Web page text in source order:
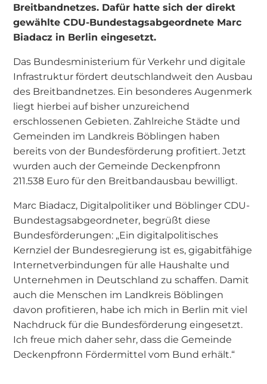
Breitbandnetzes. Dafür hatte sich der direkt
gewählte CDU-Bundestagsabgeordnete Marc
Biadacz in Berlin eingesetzt.
Das Bundesministerium für Verkehr und digitale
Infrastruktur fördert deutschlandweit den Ausbau
des Breitbandnetzes. Ein besonderes Augenmerk
liegt hierbei auf bisher unzureichend
erschlossenen Gebieten. Zahlreiche Städte und
Gemeinden im Landkreis Böblingen haben
bereits von der Bundesförderung profitiert. Jetzt
wurden auch der Gemeinde Deckenpfronn
211.538 Euro für den Breitbandausbau bewilligt.
Marc Biadacz, Digitalpolitiker und Böblinger CDU-
Bundestagsabgeordneter, begrüßt diese
Bundesförderungen: „Ein digitalpolitisches
Kernziel der Bundesregierung ist es, gigabitfähige
Internetverbindungen für alle Haushalte und
Unternehmen in Deutschland zu schaffen. Damit
auch die Menschen im Landkreis Böblingen
davon profitieren, habe ich mich in Berlin mit viel
Nachdruck für die Bundesförderung eingesetzt.
Ich freue mich daher sehr, dass die Gemeinde
Deckenpfronn Fördermittel vom Bund erhält.“